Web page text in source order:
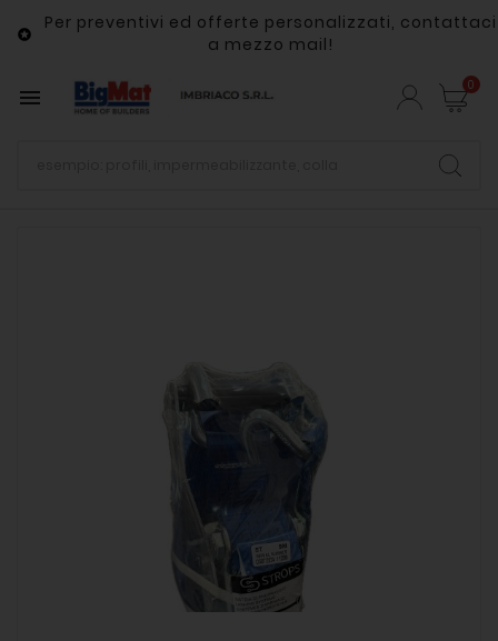

Per preventivi ed offerte personalizzati, contattaci
a mezzo mail!
 0